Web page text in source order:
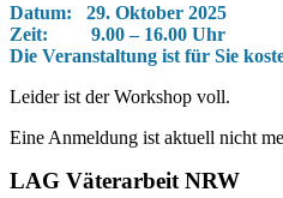
Datum: 29. Oktober 2025
Zeit: 9.00 – 16.00 Uhr
Die Veranstaltung ist für Sie
Leider ist der Workshop voll.
Eine Anmeldung ist aktuell nicht
LAG Väterarbeit NRW